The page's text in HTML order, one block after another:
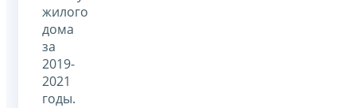
жилого
дома
за
2019-
2021
годы.